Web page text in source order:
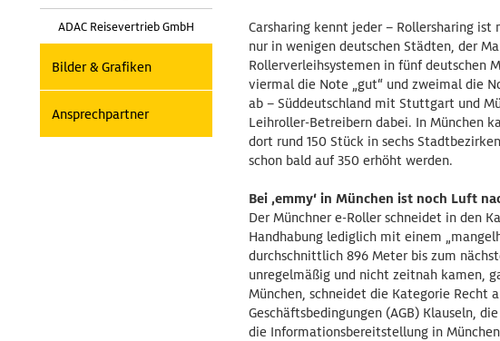
ADAC Reisevertrieb GmbH
Bilder & Grafiken
Ansprechpartner
Carsharing kennt jeder – Rollersharing
nur in wenigen deutschen Städten, der
Rollerverleihsystemen in fünf deutschen
viermal die Note „gut“ und zweimal die
ab – Süddeutschland mit Stuttgart und
Leihroller-Betreibern dabei. In München
dort rund 150 Stück in sechs
schon bald auf 350 erhöht werden.
Bei ‚emmy‘ in München ist noch Luft
Der Münchner e-Roller schneidet in den
Handhabung lediglich mit einem
durchschnittlich 896 Meter bis zum
unregelmäßig und nicht zeitnah kamen,
München, schneidet die Kategorie Recht
Geschäftsbedingungen (AGB) Klauseln,
die Informationsbereitstellung in